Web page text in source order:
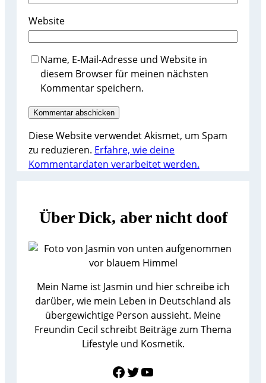
Website
Name, E-Mail-Adresse und Website in
diesem Browser für meinen nächsten
Kommentar speichern.
Diese Website verwendet Akismet, um Spam
zu reduzieren. Erfahre, wie deine
Kommentardaten verarbeitet werden.
Über Dick, aber nicht doof
Mein Name ist Jasmin und hier schreibe ich
darüber, wie mein Leben in Deutschland als
übergewichtige Person aussieht. Meine
Freundin Cecil schreibt Beiträge zum Thema
Lifestyle und Kosmetik.
Link zu Facebook Twitter YouTube